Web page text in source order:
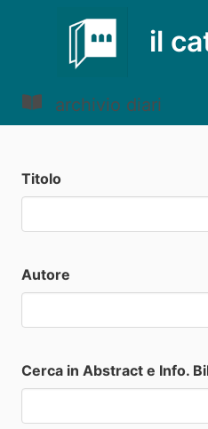
il
archivio diari
Titolo
Autore
Cerca in Abstract e Info.